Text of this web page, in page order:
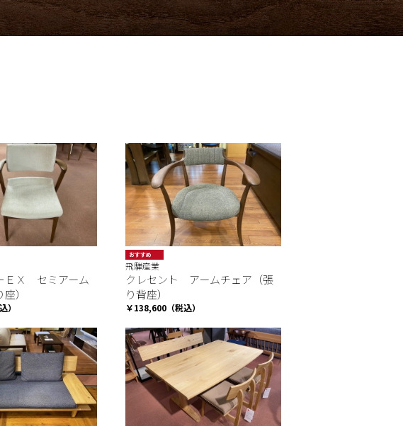
ＥＸ セミアーム
）
）
おすすめ
飛騨産業
クレセント アームチェア（張
り背座）
￥138,600（税込）